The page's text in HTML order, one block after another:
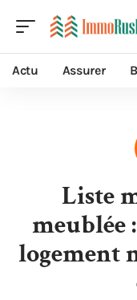
Actu Assurer
Liste
meublée
logement